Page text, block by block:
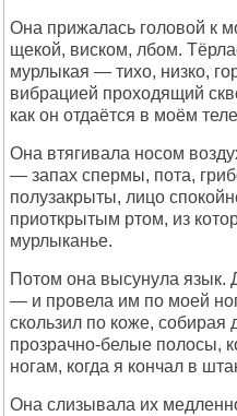
Она прижалась головой к
щекой, виском, лбом.
мурлыкая — тихо, низко,
вибрацией проходящий
как он отдаётся в моём
Она втягивала носом
— запах спермы, пота,
полузакрыты, лицо
приоткрытым ртом, из
мурлыканье.
Потом она высунула
— и провела им по моей
скользил по коже,
прозрачно-белые полосы,
ногам, когда я кончал в
Она слизывала их